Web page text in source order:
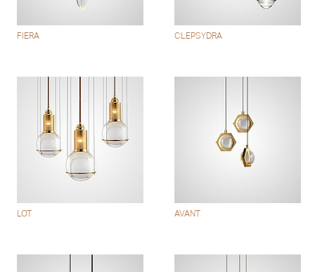
FIERA CLEPSYDRA
LOT AVANT